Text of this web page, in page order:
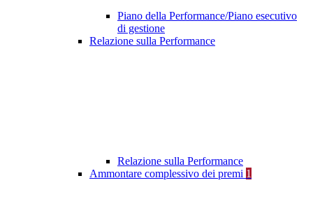
Piano della Performance/Piano esecutivo
di gestione
Relazione sulla Performance
Relazione sulla Performance
Ammontare complessivo dei premi 1